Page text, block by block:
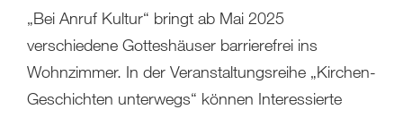
„Bei Anruf Kultur“ bringt ab Mai 2025
verschiedene Gotteshäuser barrierefrei ins
Wohnzimmer. In der Veranstaltungsreihe „Kirchen-
Geschichten unterwegs“ können Interessierte